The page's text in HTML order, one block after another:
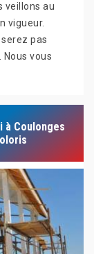
veillons au
vigueur.
pas
vous
à Coulonges